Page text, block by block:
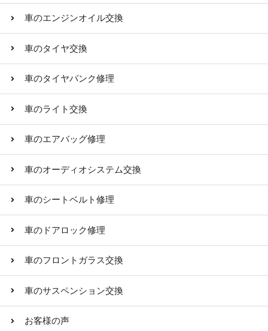
車のエンジンオイル交換
車のタイヤ交換
車のタイヤパンク修理
車のライト交換
車のエアバッグ修理
車のオーディオシステム交換
車のシートベルト修理
車のドアロック修理
車のフロントガラス交換
車のサスペンション交換
お客様の声